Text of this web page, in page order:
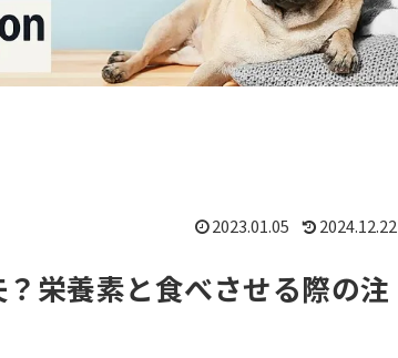
栄養素と食べさせる際の注
2023.01.05 2024.12.22